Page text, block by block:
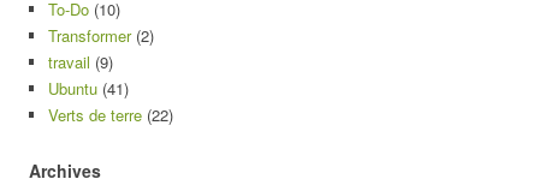
To-Do (10)
Transformer(2)
travail (9)
Ubuntu (41)
Verts de terre (22)
Archives